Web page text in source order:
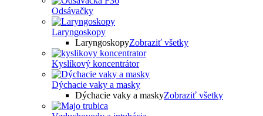
Odsávačky
Laryngoskopy
LaryngoskopyZobraziť všetky
Kyslíkový koncentrátor
Dýchacie vaky a masky
Dýchacie vaky a maskyZobraziť všetky